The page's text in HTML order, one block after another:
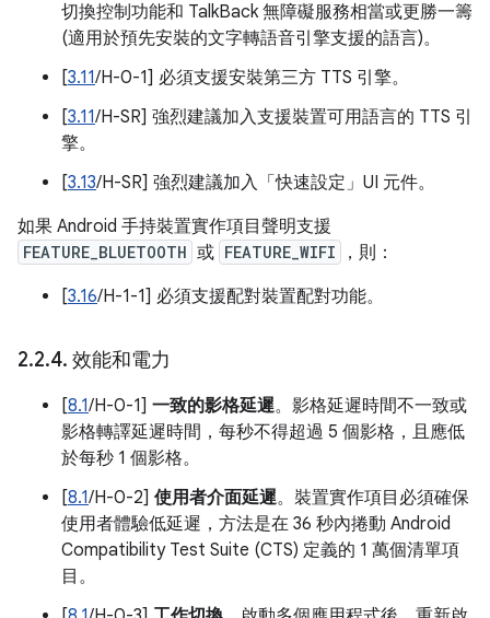
切換控制功能和 TalkBack 無障礙服務相當或更勝一籌
(適用於預先安裝的文字轉語音引擎支援的語言)。
[3.11/H-0-1] 必須支援安裝第三方 TTS 引擎。
[3.11/H-SR] 強烈建議加入支援裝置可用語言的 TTS 引
擎。
[3.13/H-SR] 強烈建議加入「快速設定」UI 元件。
如果 Android 手持裝置實作項目聲明支援
FEATURE_BLUETOOTH 或 FEATURE_WIFI
，則：
[3.16/H-1-1] 必須支援配對裝置配對功能。
2.2.4. 效能和電力
[8.1/H-0-1] 一致的影格延遲。影格延遲時間不一致或
影格轉譯延遲時間，每秒不得超過 5 個影格，且應低
於每秒 1 個影格。
[8.1/H-0-2] 使用者介面延遲。裝置實作項目必須確保
使用者體驗低延遲，方法是在 36 秒內捲動 Android
Compatibility Test Suite (CTS) 定義的 1 萬個清單項
目。